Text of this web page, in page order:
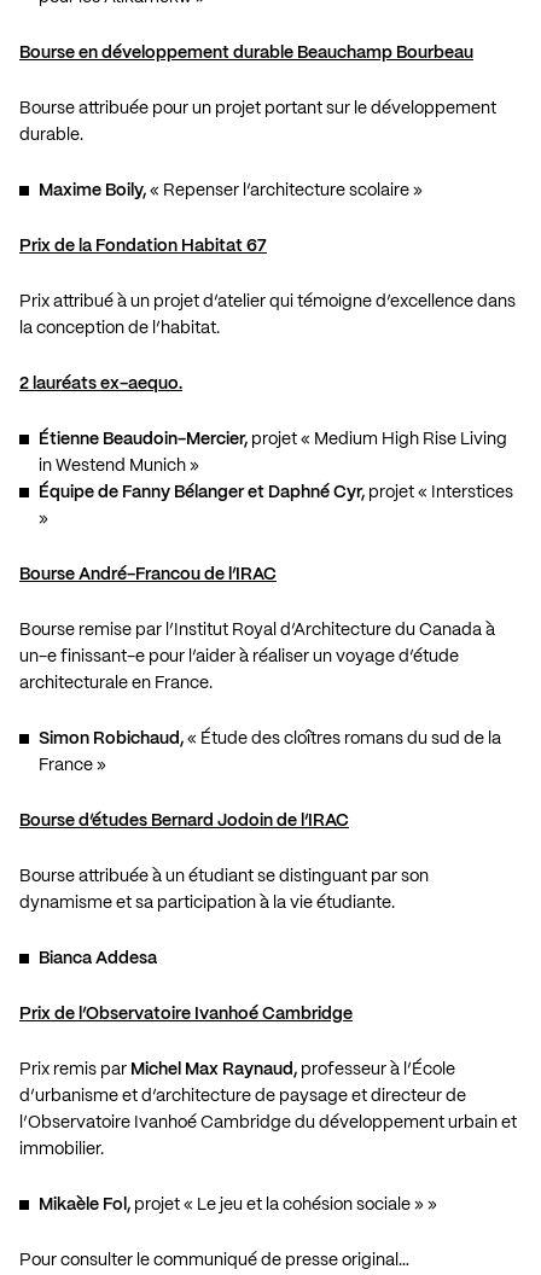
Bourse en développement durable Beauchamp Bourbeau
Bourse attribuée pour un projet portant sur le développement
durable.
Maxime Boily, « Repenser l’architecture scolaire »
Prix de la Fondation Habitat 67
Prix attribué à un projet d’atelier qui témoigne d’excellence dans
la conception de l’habitat.
2 lauréats ex-aequo.
Étienne Beaudoin-Mercier, projet « Medium High Rise Living
in Westend Munich »
Équipe de Fanny Bélanger et Daphné Cyr, projet « Interstices
»
Bourse André-Francou de l’IRAC
Bourse remise par l’Institut Royal d’Architecture du Canada à
un-e finissant-e pour l’aider à réaliser un voyage d’étude
architecturale en France.
Simon Robichaud, « Étude des cloîtres romans du sud de la
France »
Bourse d’études Bernard Jodoin de l’IRAC
Bourse attribuée à un étudiant se distinguant par son
dynamisme et sa participation à la vie étudiante.
Bianca Addesa
Prix de l’Observatoire Ivanhoé Cambridge
Prix remis par Michel Max Raynaud, professeur à l’École
d’urbanisme et d’architecture de paysage et directeur de
l’Observatoire Ivanhoé Cambridge du développement urbain et
immobilier.
Mikaèle Fol, projet « Le jeu et la cohésion sociale » »
Pour consulter le communiqué de presse original…